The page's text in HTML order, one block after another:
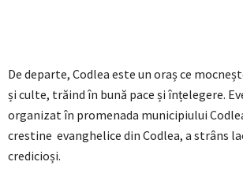
De departe, Codlea este un oraș ce
și culte, trăind în bună pace și înțelegere.
organizat în promenada municipiului
crestine evanghelice din Codlea, a strâns
credicioși.